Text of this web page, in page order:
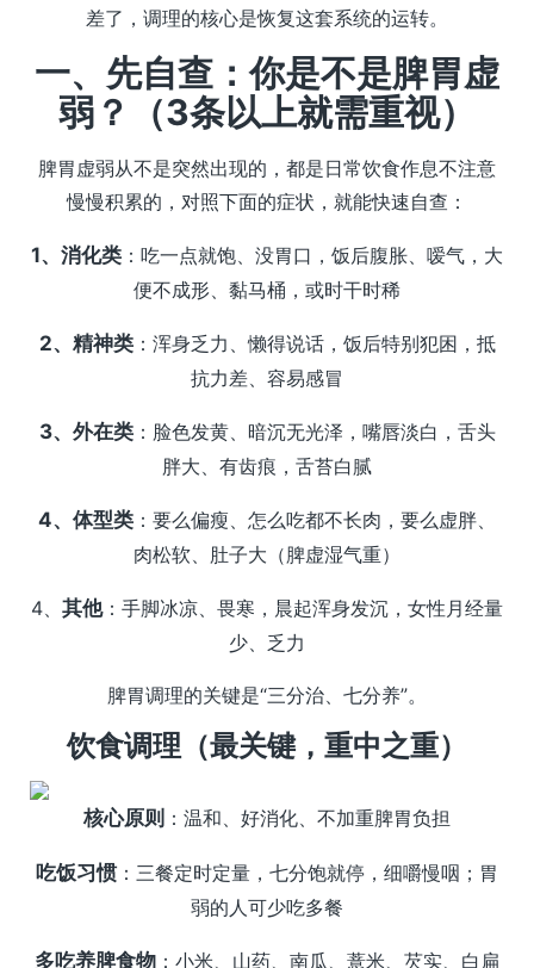
差了，调理的核心是恢复这套系统的运转。
一、先自查：你是不是脾胃虚
弱？（3条以上就需重视）
脾胃虚弱从不是突然出现的，都是日常饮食作息不注意
慢慢积累的，对照下面的症状，就能快速自查：
1、消化类 ：吃一点就饱、没胃口，饭后腹胀、嗳气，大
便不成形、黏马桶，或时干时稀
2、精神类：浑身乏力、懒得说话，饭后特别犯困，抵
抗力差、容易感冒
3、外在类：脸色发黄、暗沉无光泽，嘴唇淡白，舌头
胖大、有齿痕，舌苔白腻
4、体型类 ：要么偏瘦、怎么吃都不长肉，要么虚胖、
肉松软、肚子大（脾虚湿气重）
4、 其他：手脚冰凉、畏寒，晨起浑身发沉，女性月经量
少、乏力
脾胃调理的关键是“三分治、七分养”。
饮食调理（最关键，重中之重）
核心原则 ：温和、好消化、不加重脾胃负担
吃饭习惯：三餐定时定量，七分饱就停，细嚼慢咽；胃
弱的人可少吃多餐
多吃养脾食物 ：小米、山药、南瓜、薏米、芡实、白扁